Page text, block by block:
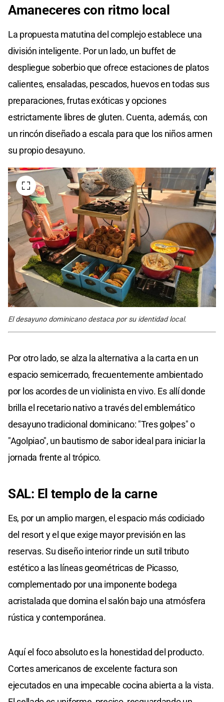
Amaneceres con ritmo local
La propuesta matutina del complejo establece una
división inteligente. Por un lado, un buffet de
despliegue soberbio que ofrece estaciones de platos
calientes, ensaladas, pescados, huevos en todas sus
preparaciones, frutas exóticas y opciones
estrictamente libres de gluten. Cuenta, además, con
un rincón diseñado a escala para que los niños armen
su propio desayuno.
El desayuno dominicano destaca por su identidad local.
Por otro lado, se alza la alternativa a la carta en un
espacio semicerrado, frecuentemente ambientado
por los acordes de un violinista en vivo. Es allí donde
brilla el recetario nativo a través del emblemático
desayuno tradicional dominicano: "Tres golpes" o
"Agolpiao", un bautismo de sabor ideal para iniciar la
jornada frente al trópico.
SAL: El templo de la carne
Es, por un amplio margen, el espacio más codiciado
del resort y el que exige mayor previsión en las
reservas. Su diseño interior rinde un sutil tributo
estético a las líneas geométricas de Picasso,
complementado por una imponente bodega
acristalada que domina el salón bajo una atmósfera
rústica y contemporánea.
Aquí el foco absoluto es la honestidad del producto.
Cortes americanos de excelente factura son
ejecutados en una impecable cocina abierta a la vista.